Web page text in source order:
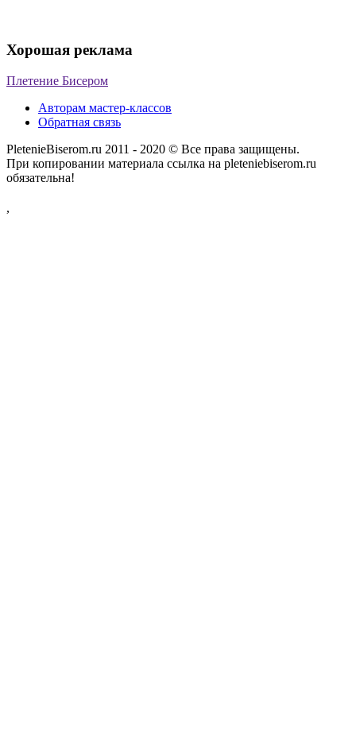
Хорошая реклама
Плетение Бисером
Авторам мастер-классов
Обратная связь
PletenieBiserom.ru 2011 - 2020 © Все права защищены.
При копировании материала ссылка на pleteniebiserom.ru
обязательна!
,